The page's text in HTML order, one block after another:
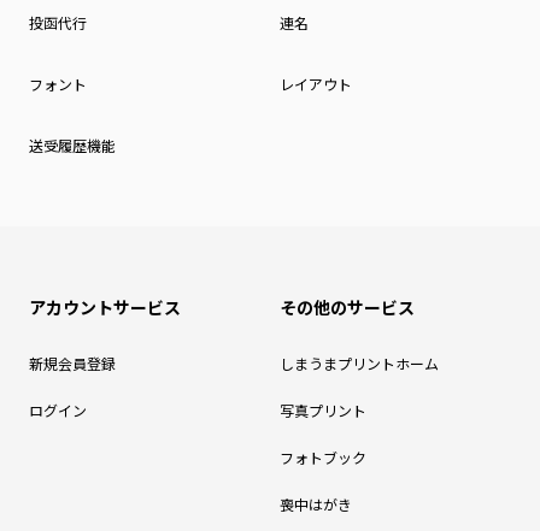
投函代行 連名
フォント レイアウト
送受履歴機能
アカウントサービス
新規会員登録
ログイン
その他のサービス
しまうまプリントホーム
写真プリント
フォトブック
喪中はがき